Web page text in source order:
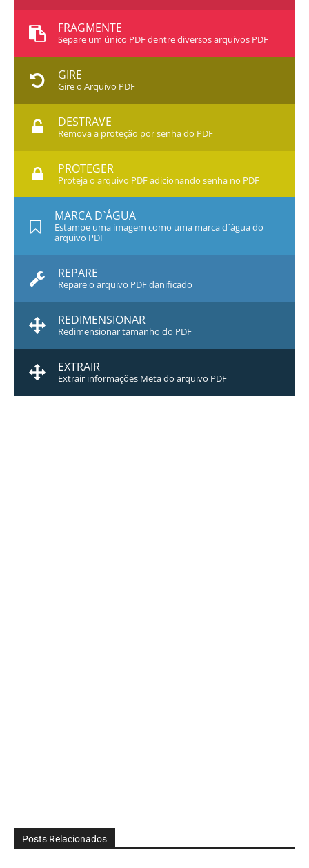
FRAGMENTE
Separe um único PDF dentre diversos arquivos PDF
GIRE
Gire o Arquivo PDF
DESTRAVE
Remova a proteção por senha do PDF
PROTEGER
Proteja o arquivo PDF adicionando senha no PDF
MARCA D`ÁGUA
Estampe uma imagem como uma marca d`água do
arquivo PDF
REPARE
Repare o arquivo PDF danificado
REDIMENSIONAR
Redimensionar tamanho do PDF
EXTRAIR
Extrair informações Meta do arquivo PDF
Posts Relacionados